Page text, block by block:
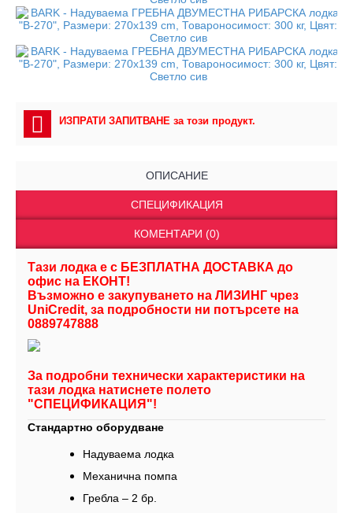
ИЗПРАТИ ЗАПИТВАНЕ за този продукт.
ОПИСАНИЕ
СПЕЦИФИКАЦИЯ
КОМЕНТАРИ (0)
Тази лодка е с БЕЗПЛАТНА ДОСТАВКА до
офис на ЕКОНТ!
Възможно е закупуването на ЛИЗИНГ чрез
UniCredit, за подробности ни потърсете на
0889747888
За подробни технически характеристики на
тази лодка натиснете полето
"СПЕЦИФИКАЦИЯ"!
Стандартно оборудване
Надуваема лодка
Механична помпа
Гребла – 2 бр.